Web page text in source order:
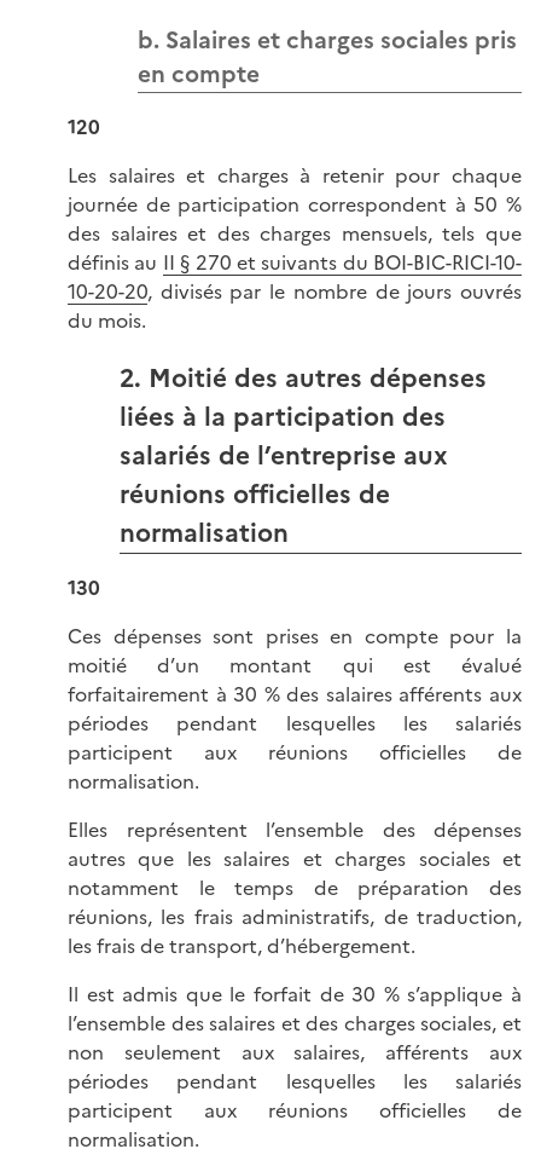
b. Salaires et charges sociales pris
en compte
120
Les salaires et charges à retenir pour chaque
journée de participation correspondent à 50 %
des salaires et des charges mensuels, tels que
définis au II § 270 et suivants du BOI-BIC-RICI-10-
10-20-20, divisés par le nombre de jours ouvrés
du mois.
2. Moitié des autres dépenses
liées à la participation des
salariés de l’entreprise aux
réunions officielles de
normalisation
130
Ces dépenses sont prises en compte pour la
moitié d’un montant qui est évalué
forfaitairement à 30 % des salaires afférents aux
périodes pendant lesquelles les salariés
participent aux réunions officielles de
normalisation.
Elles représentent l’ensemble des dépenses
autres que les salaires et charges sociales et
notamment le temps de préparation des
réunions, les frais administratifs, de traduction,
les frais de transport, d’hébergement.
Il est admis que le forfait de 30 % s’applique à
l’ensemble des salaires et des charges sociales, et
non seulement aux salaires, afférents aux
périodes pendant lesquelles les salariés
participent aux réunions officielles de
normalisation.